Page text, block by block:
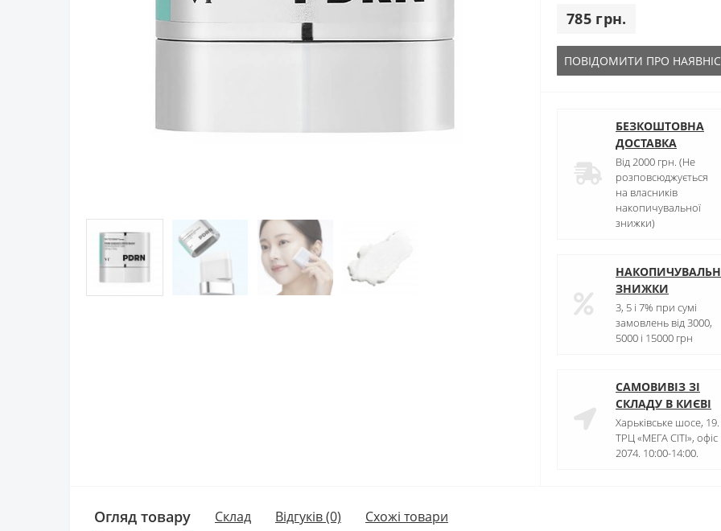
785 грн.
ПОВІДОМИТИ ПРО
БЕЗКОШТОВНА
ДОСТАВКА
Від 2000 грн. (Не
розповсюджується
на власників
накопичувальної
знижки)
ЗНИЖКИ
3, 5 і 7% при сумі
замовлень від 3000,
5000 і 15000 грн
САМОВИВІЗ ЗІ
СКЛАДУ В КИЄВІ
Харьківське шосе, 19.
ТРЦ «МЕГА СІТІ», офіс
2074. 10:00-14:00.
Огляд товару Склад Відгуків (0) Схожі товари